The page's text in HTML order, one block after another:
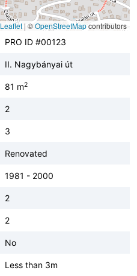
Leaflet | ©OpenStreetMapcontributors
PRO ID #00123
II. Nagybányai út
81 m2
2
3
Renovated
1981 - 2000
2
2
No
Less than 3m